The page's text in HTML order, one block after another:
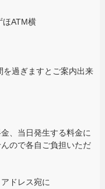
ほATM横
過ぎますとご案内出来
、当日発生する料金に
ので各自ご負担いただ
ドレス宛に